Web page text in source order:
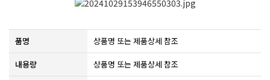
품명 상품명 또는 제품상세 참조
내용량 상품명 또는 제품상세 참조